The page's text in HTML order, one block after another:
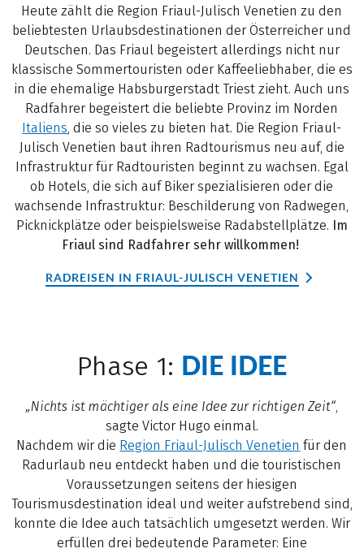
Heute zählt die Region Friaul-Julisch Venetien zu den
beliebtesten Urlaubsdestinationen der Österreicher und
Deutschen. Das Friaul begeistert allerdings nicht nur
klassische Sommertouristen oder Kaffeeliebhaber, die es
in die ehemalige Habsburgerstadt Triest zieht. Auch uns
Radfahrer begeistert die beliebte Provinz im Norden
Italiens , die so vieles zu bieten hat. Die Region Friaul-
Julisch Venetien baut ihren Radtourismus neu auf, die
Infrastruktur für Radtouristen beginnt zu wachsen. Egal
ob Hotels, die sich auf Biker spezialisieren oder die
wachsende Infrastruktur: Beschilderung von Radwegen,
Picknickplätze oder beispielsweise Radabstellplätze. Im
Friaul sind Radfahrer sehr willkommen!
RADREISEN IN FRIAUL-JULISCH VENETIEN
Phase 1: DIE IDEE
„Nichts ist mächtiger als eine Idee zur richtigen Zeit“
sagte Victor Hugo einmal.
Nachdem wir die Region Friaul-Julisch Venetien für den
Radurlaub neu entdeckt haben und die touristischen
Voraussetzungen seitens der hiesigen
Tourismusdestination ideal und weiter aufstrebend sind,
konnte die Idee auch tatsächlich umgesetzt werden. Wir
erfüllen drei bedeutende Parameter: Eine